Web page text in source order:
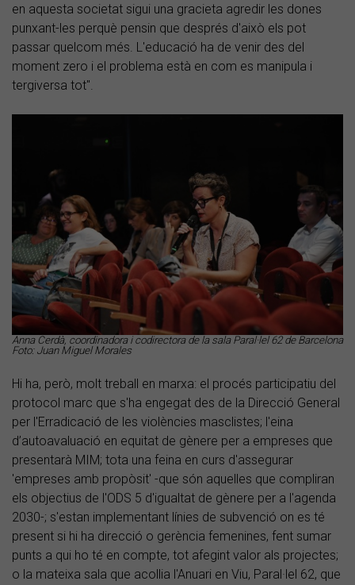
en aquesta societat sigui una gracieta agredir les dones
punxant-les perquè pensin que després d'això els pot
passar quelcom més. L'educació ha de venir des del
moment zero i el problema està en com es manipula i
tergiversa tot".
Anna Cerdà, coordinadora i codirectora de la sala Paral·lel 62 de Barcelona
Foto: Juan Miguel Morales
Hi ha, però, molt treball en marxa: el procés participatiu del
protocol marc que s'ha engegat des de la Direcció General
per l'Erradicació de les violències masclistes; l'eina
d’autoavaluació en equitat de gènere per a empreses que
presentarà MIM; tota una feina en curs d'assegurar
'empreses amb propòsit' -que són aquelles que compliran
els objectius de l'ODS 5 d'igualtat de gènere per a l'agenda
2030-; s'estan implementant línies de subvenció on es té
present si hi ha direcció o gerència femenines, fent sumar
punts a qui ho té en compte, tot afegint valor als projectes;
o la mateixa sala que acollia l'Anuari en Viu, Paral·lel 62, que